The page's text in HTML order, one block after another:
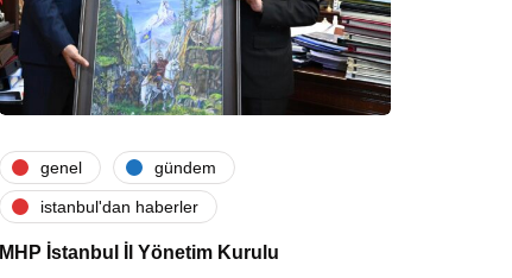
genel gündem
i̇stanbul'dan haberler
MHP İstanbul İl Yönetim Kurulu